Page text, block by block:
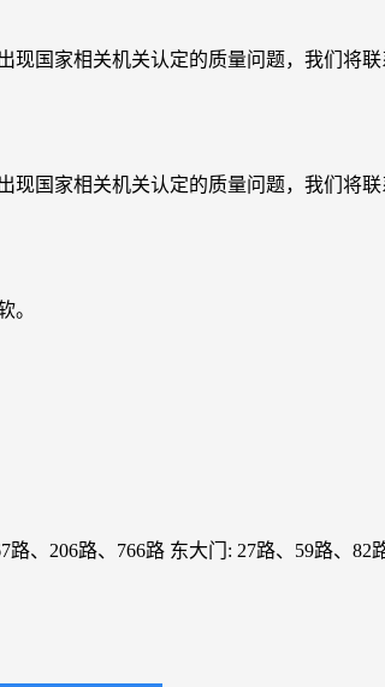
国家相关机关认定的质量问题，我们将
国家相关机关认定的质量问题，我们将
。
206路、766路 东大门: 27路、59路、82